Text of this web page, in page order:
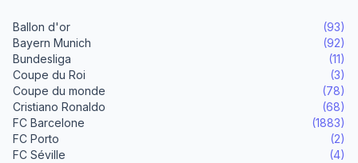
Ballon d'or
(93)
Bayern Munich
(92)
Bundesliga
(11)
Coupe du Roi
(3)
Coupe du monde
(78)
Cristiano Ronaldo
(68)
FC Barcelone
(1883)
FC Porto
(2)
FC Séville
(4)